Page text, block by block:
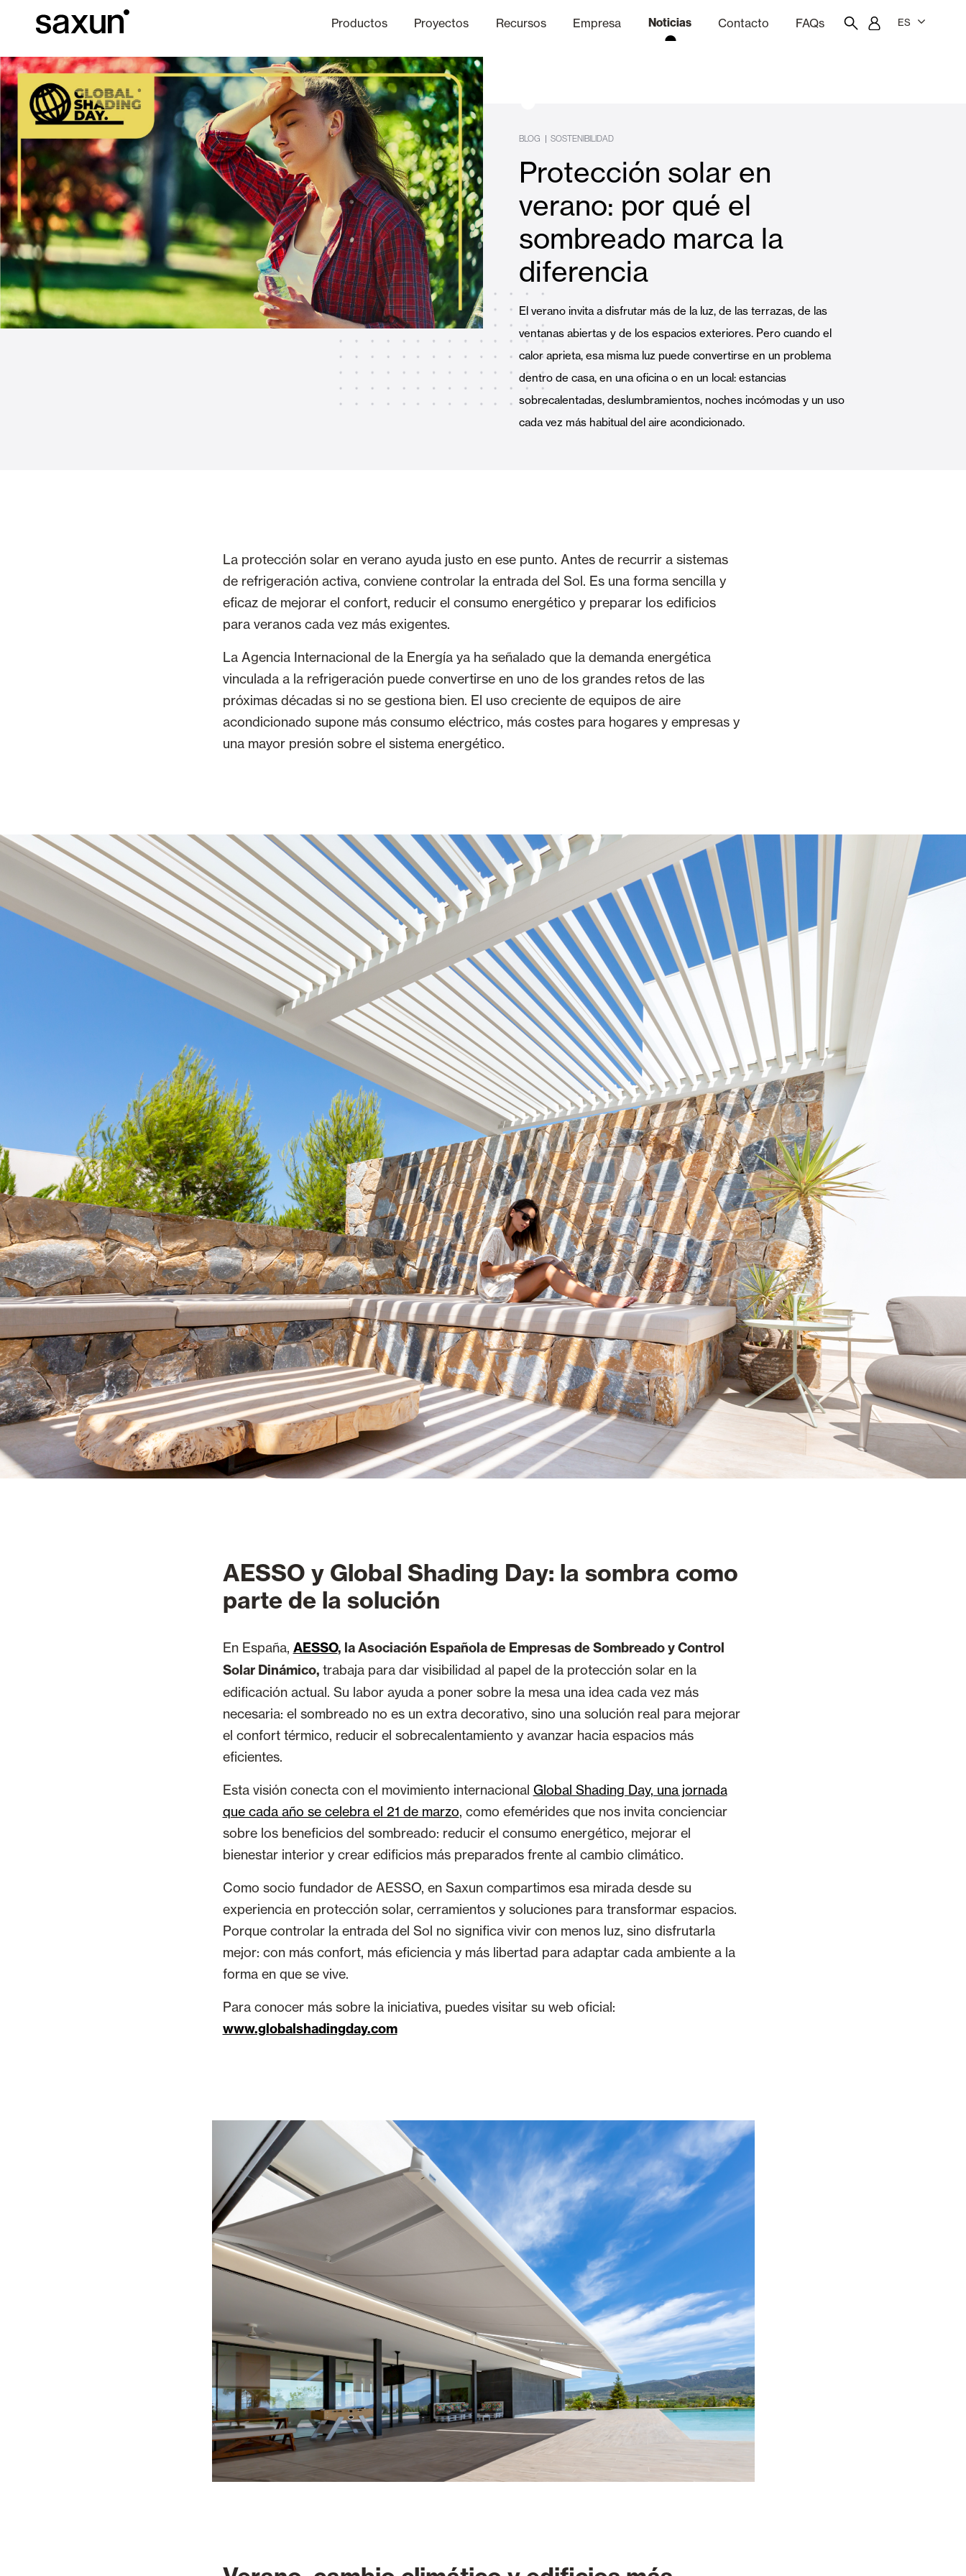
Productos
Persianas enrollables y cajones Pérgolas
Alicantinas y Cortinas exteriores Toldos Puertas Automáticas de Cristal
VER TODOS LOS PRODUCTOS
Proyectos
Hoteles, restaurantes y cafeterías Oficinas Viviendas
Recursos
Descargas Información Técnica Acabados
Empresa
Canal Ético
Noticias Contacto FAQs ES
BLOG | SOSTENIBILIDAD
Protección solar en
verano: por qué el
sombreado marca la
diferencia
El verano invita a disfrutar más de la luz, de las terrazas, de las
ventanas abiertas y de los espacios exteriores. Pero cuando el
calor aprieta, esa misma luz puede convertirse en un problema
dentro de casa, en una oficina o en un local: estancias
sobrecalentadas, deslumbramientos, noches incómodas y un uso
cada vez más habitual del aire acondicionado.
La protección solar en verano ayuda justo en ese punto. Antes de recurrir a sistemas
de refrigeración activa, conviene controlar la entrada del Sol. Es una forma sencilla y
eficaz de mejorar el confort, reducir el consumo energético y preparar los edificios
para veranos cada vez más exigentes.
La Agencia Internacional de la Energía ya ha señalado que la demanda energética
vinculada a la refrigeración puede convertirse en uno de los grandes retos de las
próximas décadas si no se gestiona bien. El uso creciente de equipos de aire
acondicionado supone más consumo eléctrico, más costes para hogares y empresas y
una mayor presión sobre el sistema energético.
AESSO y Global Shading Day: la sombra como
parte de la solución
En España, AESSO, la Asociación Española de Empresas de Sombreado y Control
Solar Dinámico, trabaja para dar visibilidad al papel de la protección solar en la
edificación actual. Su labor ayuda a poner sobre la mesa una idea cada vez más
necesaria: el sombreado no es un extra decorativo, sino una solución real para mejorar
el confort térmico, reducir el sobrecalentamiento y avanzar hacia espacios más
eficientes.
Esta visión conecta con el movimiento internacional Global Shading Day, una jornada
que cada año se celebra el 21 de marzo, como efemérides que nos invita concienciar
sobre los beneficios del sombreado: reducir el consumo energético, mejorar el
bienestar interior y crear edificios más preparados frente al cambio climático.
Como socio fundador de AESSO, en Saxun compartimos esa mirada desde su
experiencia en protección solar, cerramientos y soluciones para transformar espacios.
Porque controlar la entrada del Sol no significa vivir con menos luz, sino disfrutarla
mejor: con más confort, más eficiencia y más libertad para adaptar cada ambiente a la
forma en que se vive.
Para conocer más sobre la iniciativa, puedes visitar su web oficial:
www.globalshadingday.com